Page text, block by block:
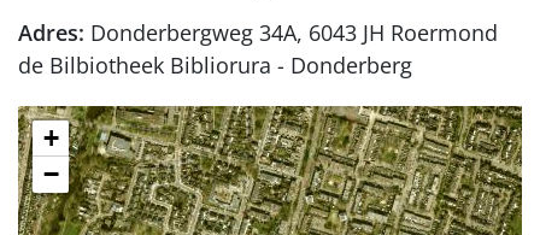
Adres: Donderbergweg 34A, 6043 JH Roermond
de Bilbiotheek Bibliorura - Donderberg
+
−